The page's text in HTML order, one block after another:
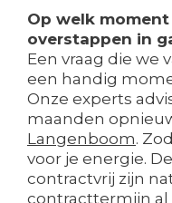
Op welk
overstappen in
Een vraag die we
een handig
Onze experts
maanden
Langenboom.
voor je energie.
contractvrij zijn
contracttermijn al